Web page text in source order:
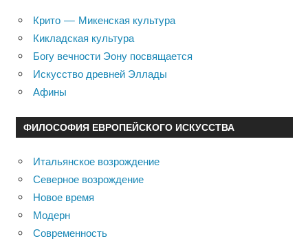
Крито — Микенская культура
Кикладская культура
Богу вечности Эону посвящается
Искусство древней Эллады
Афины
ФИЛОСОФИЯ ЕВРОПЕЙСКОГО ИСКУССТВА
Итальянское возрождение
Северное возрождение
Новое время
Модерн
Современность